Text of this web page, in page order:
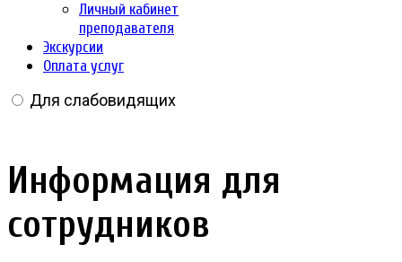
Личный кабинет
преподавателя
Экскурсии
Оплата услуг
Для слабовидящих
Информация для
сотрудников